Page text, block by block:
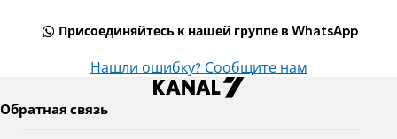
Присоединяйтесь к нашей группе в WhatsApp
Нашли ошибку? Сообщите нам
Обратная связь